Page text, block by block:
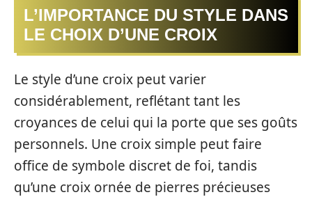
L’IMPORTANCE DU STYLE DANS
LE CHOIX D’UNE CROIX
Le style d’une croix peut varier
considérablement, reflétant tant les
croyances de celui qui la porte que ses goûts
personnels. Une croix simple peut faire
office de symbole discret de foi, tandis
qu’une croix ornée de pierres précieuses